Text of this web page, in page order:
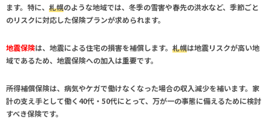
ます。特に、 札幌のような地域では、冬季の雪害や春先の洪水など、季節ごと
のリスクに対応した保険プランが求められます。
地震保険は、地震による住宅の損害を補償します。 札幌は地震リスクが高い地
域であるため、地震保険への加入は重要です。
所得補償保険は、病気やケガで働けなくなった場合の収入減少を補います。家
計の支え手として働く40代・50代にとって、万が一の事態に備えるために検討
すべき保険です。